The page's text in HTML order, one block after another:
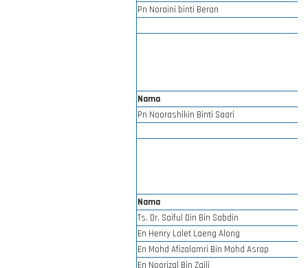
Pn Noraini binti Beran
Nama
Pn Noorashikin Binti Saari
Nama
Ts. Dr. Saiful Din Bin Sabdin
En Henry Lalet Laeng Along
En Mohd Afizalamri Bin Mohd Asrap
En Noorizal Bin Zaili